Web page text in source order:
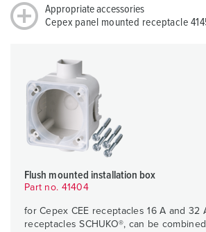
Appropriate accessories
Cepex panel mounted receptacle
Flush mounted installation box
Part no. 41404
for Cepex CEE receptacles 16 A and 32
receptacles SCHUKO®, can be